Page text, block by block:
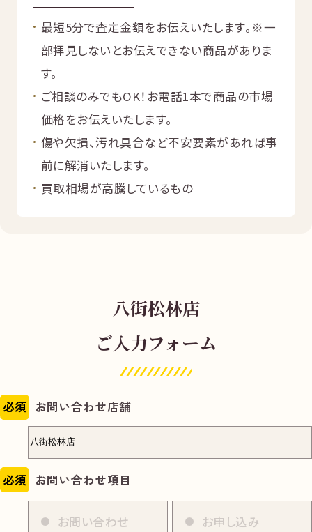
今すぐ無料査定
総合受付 10:00-19:00（年中無休）/通話料無料
最短5分で査定金額をお伝えいたします。 ※一
部拝見しないとお伝えできない商品がありま
す。
ご相談のみでもOK！お電話1本で商品の市場
価格をお伝えいたします。
傷や欠損、汚れ具合など不安要素があれば事
前に解消いたします。
買取相場が高騰しているもの
八街松林店
ご入力フォーム
必須 お問い合わせ店舗
必須 お問い合わせ項目
お問い合わせ お申し込み